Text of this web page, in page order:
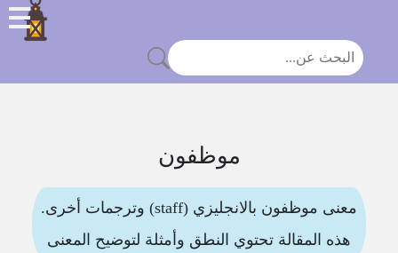
موظفون
معنى موظفون بالانجليزي (staff) وترجمات أخرى.
هذه المقالة تحتوي النطق وأمثلة لتوضيح المعنى